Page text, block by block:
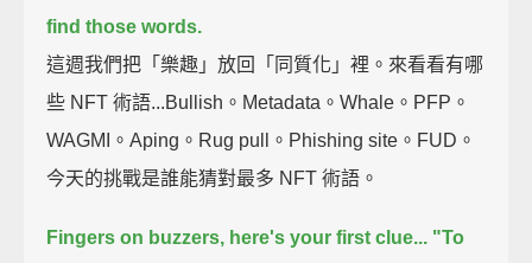
find those words.
這週我們把「樂趣」放回「同質化」裡。來看看有哪
些 NFT 術語...Bullish。Metadata。Whale。PFP。
WAGMI。Aping。Rug pull。Phishing site。FUD。
今天的挑戰是誰能猜對最多 NFT 術語。
Fingers on buzzers, here's your first clue... "To